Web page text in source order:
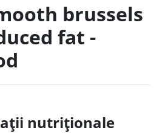
brussels
fat -
nutriționale